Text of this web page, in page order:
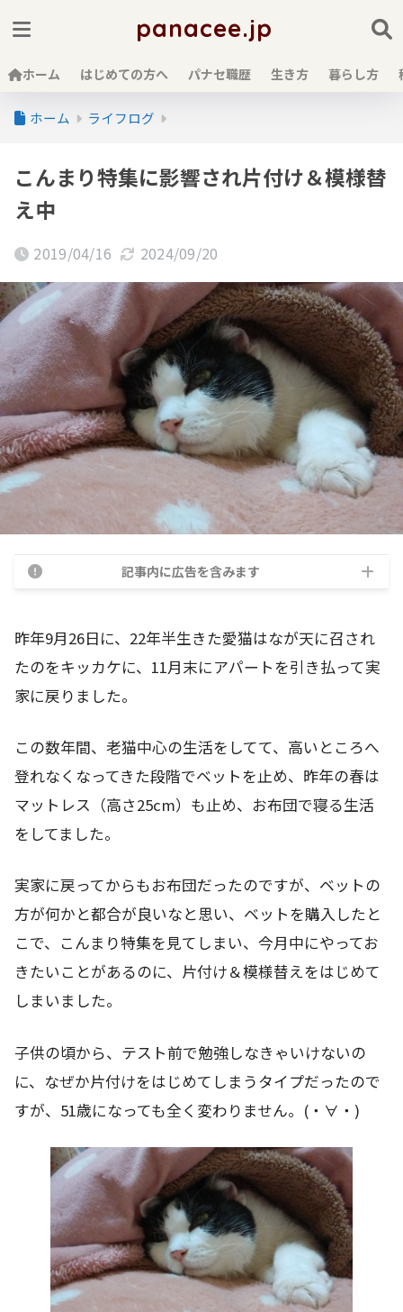
panacee.jp
ホーム はじめての方へ パナセ職歴 生き方 暮らし方
ホーム ライフログ
こんまり特集に影響され片付け＆模様替
え中
2019/04/16 2024/09/20
記事内に広告を含みます
昨年9月26日に、22年半生きた愛猫はなが天に召され
たのをキッカケに、11月末にアパートを引き払って実
家に戻りました。
この数年間、老猫中心の生活をしてて、高いところへ
登れなくなってきた段階でベットを止め、昨年の春は
マットレス（高さ25cm）も止め、お布団で寝る生活
をしてました。
実家に戻ってからもお布団だったのですが、ベットの
方が何かと都合が良いなと思い、ベットを購入したと
こで、こんまり特集を見てしまい、今月中にやってお
きたいことがあるのに、片付け＆模様替えをはじめて
しまいました。
子供の頃から、テスト前で勉強しなきゃいけないの
に、なぜか片付けをはじめてしまうタイプだったので
すが、51歳になっても全く変わりません。(・∀・)